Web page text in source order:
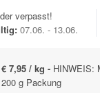
verpasst!
07.06. - 13.06.
€ 7,95 / kg - HINWEIS:
200 g Packung